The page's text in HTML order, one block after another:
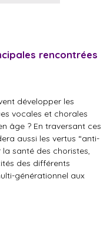
rencontrées
développer les
vocales et chorales
âge ? En traversant ces
aussi les vertus “anti-
santé des choristes,
des différents
générationnel aux